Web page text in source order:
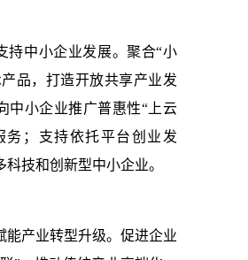
持中小企业发展。聚合“小
品，打造开放共享产业发
中小企业推广普惠性“上云
务；支持依托平台创业发
科技和创新型中小企业。
能产业转型升级。促进企业